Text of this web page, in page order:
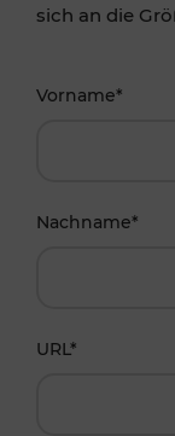
sich an die
Vorname*
Nachname*
URL*